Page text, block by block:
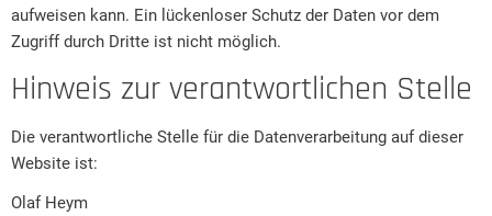
aufweisen kann. Ein lückenloser Schutz der Daten vor dem
Zugriff durch Dritte ist nicht möglich.
Hinweis zur verantwortlichen Stelle
Die verantwortliche Stelle für die Datenverarbeitung auf dieser
Website ist:
Olaf Heym